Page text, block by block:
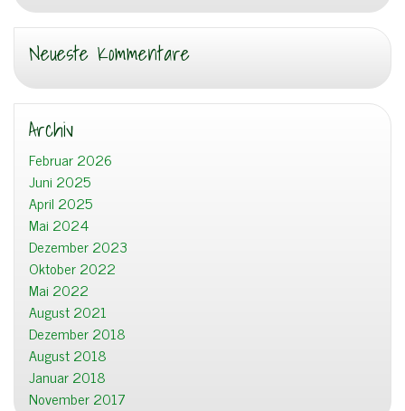
Neueste Kommentare
Archiv
Februar 2026
Juni 2025
April 2025
Mai 2024
Dezember 2023
Oktober 2022
Mai 2022
August 2021
Dezember 2018
August 2018
Januar 2018
November 2017